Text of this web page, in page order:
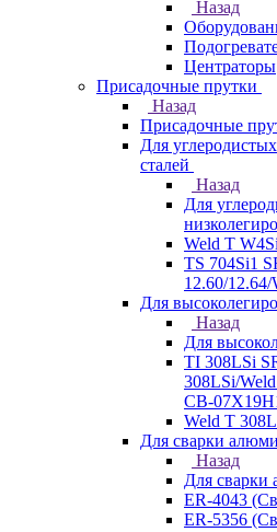
Назад
Центраторы
Присадочные прутки
Назад
Присадочные
Для
сталей
Назад
Для
Weld T
TS 704Si1
12.60/
Для
Назад
Для
TI 308LSi
308LSi/
СВ-
Weld T
Для сварки
Назад
Для сварки
ER-4043
ER-5356